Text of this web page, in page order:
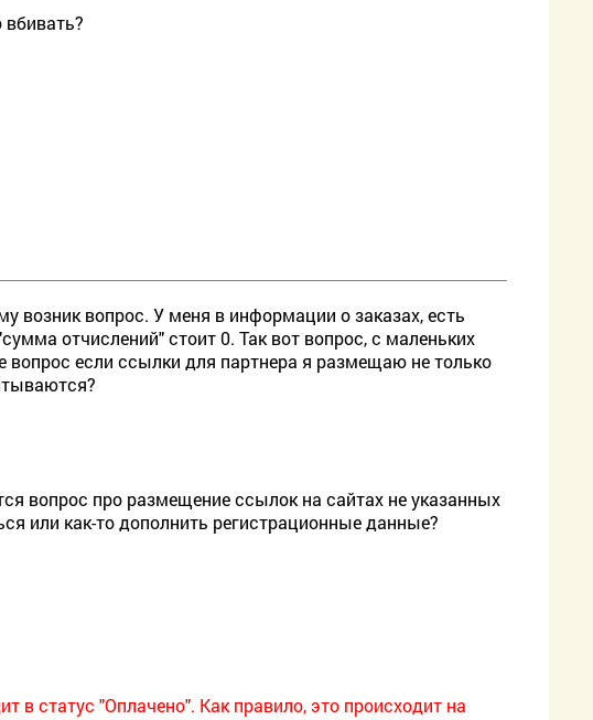
возник вопрос. У меня в информации о заказах, есть
отчислений" стоит 0. Так вот вопрос, с маленьких
если ссылки для партнера я размещаю не только
вопрос про размещение ссылок на сайтах не указанных
или как-то дополнить регистрационные данные?
в статус "Оплачено". Как правило, это происходит на